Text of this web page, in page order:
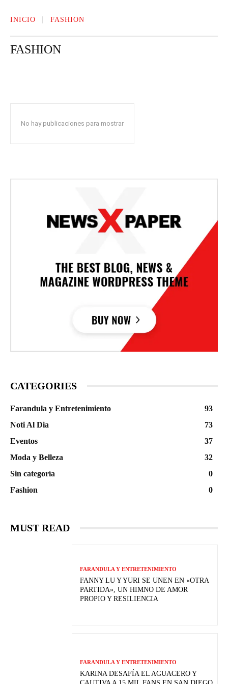
INICIO FASHION
FASHION
No hay publicaciones para mostrar
CATEGORIES
Farandula y Entretenimiento
93
Noti Al Dia
73
Eventos
37
Moda y Belleza
32
Sin categoría
0
Fashion
0
MUST READ
FARANDULA Y ENTRETENIMIENTO
FANNY LU Y YURI SE UNEN EN «OTRA
PARTIDA», UN HIMNO DE AMOR
PROPIO Y RESILIENCIA
FARANDULA Y ENTRETENIMIENTO
KARINA DESAFÍA EL AGUACERO Y